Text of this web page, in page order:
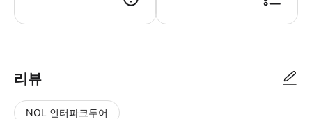
리뷰
NOL 인터파크투어